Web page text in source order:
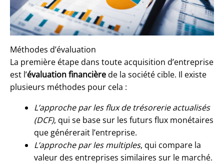
Méthodes d’évaluation
La première étape dans toute acquisition d’entreprise
est l’évaluation financièrede la société cible. Il existe
plusieurs méthodes pour cela :
L’approche par les flux de trésorerie actualisés
(DCF), qui se base sur les futurs flux monétaires
que générerait l’entreprise.
L’approche par les multiples, qui compare la
valeur des entreprises similaires sur le marché.